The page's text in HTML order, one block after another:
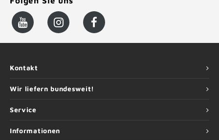
Kontakt
Wir liefern bundesweit!
Service
Informationen